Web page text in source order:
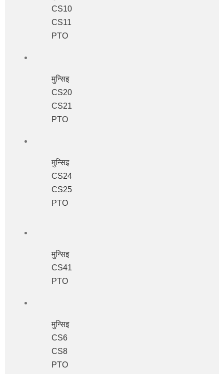
CS10
CS11
PTO
मुन्सिइ
CS20
CS21
PTO
मुन्सिइ
CS24
CS25
PTO
मुन्सिइ
CS41
PTO
मुन्सिइ
CS6
CS8
PTO